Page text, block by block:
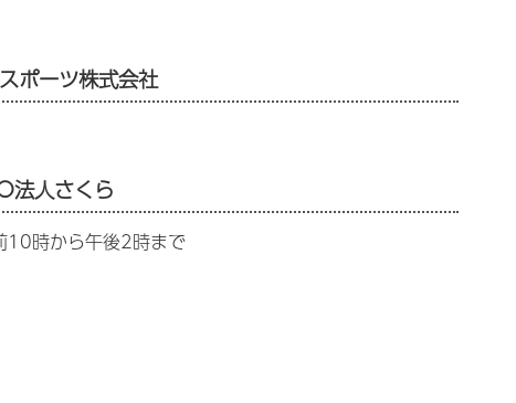
ポーツ株式会社
法人さくら
10時から午後2時まで